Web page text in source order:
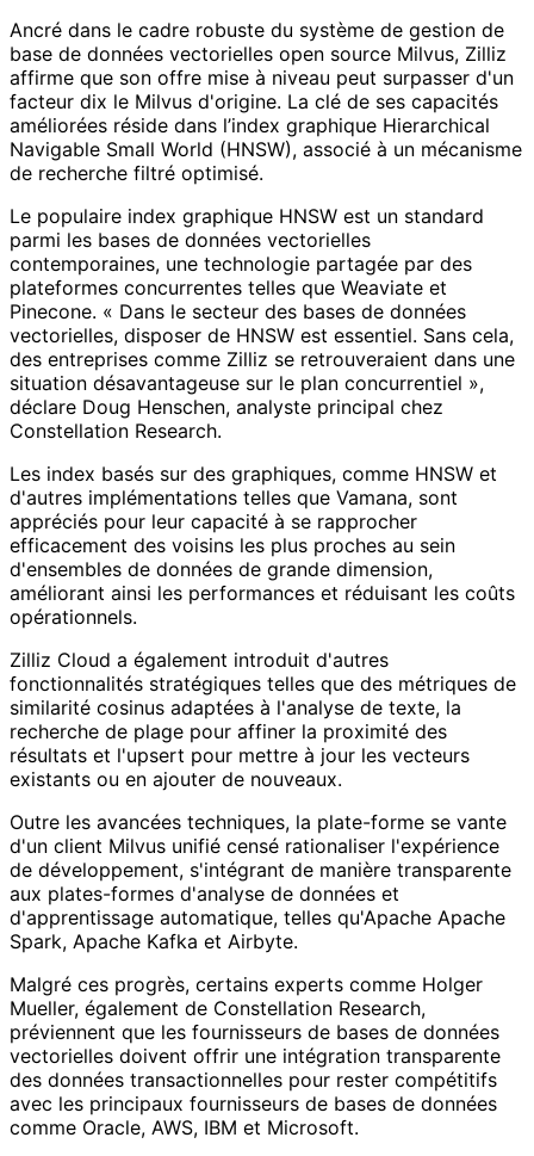
Ancré dans le cadre robuste du système de gestion de
base de données vectorielles open source Milvus, Zilliz
affirme que son offre mise à niveau peut surpasser d'un
facteur dix le Milvus d'origine. La clé de ses capacités
améliorées réside dans l’index graphique Hierarchical
Navigable Small World (HNSW), associé à un mécanisme
de recherche filtré optimisé.
Le populaire index graphique HNSW est un standard
parmi les bases de données vectorielles
contemporaines, une technologie partagée par des
plateformes concurrentes telles que Weaviate et
Pinecone. « Dans le secteur des bases de données
vectorielles, disposer de HNSW est essentiel. Sans cela,
des entreprises comme Zilliz se retrouveraient dans une
situation désavantageuse sur le plan concurrentiel »,
déclare Doug Henschen, analyste principal chez
Constellation Research.
Les index basés sur des graphiques, comme HNSW et
d'autres implémentations telles que Vamana, sont
appréciés pour leur capacité à se rapprocher
efficacement des voisins les plus proches au sein
d'ensembles de données de grande dimension,
améliorant ainsi les performances et réduisant les coûts
opérationnels.
Zilliz Cloud a également introduit d'autres
fonctionnalités stratégiques telles que des métriques de
similarité cosinus adaptées à l'analyse de texte, la
recherche de plage pour affiner la proximité des
résultats et l'upsert pour mettre à jour les vecteurs
existants ou en ajouter de nouveaux.
Outre les avancées techniques, la plate-forme se vante
d'un client Milvus unifié censé rationaliser l'expérience
de développement, s'intégrant de manière transparente
aux plates-formes d'analyse de données et
d'apprentissage automatique, telles qu'Apache Apache
Spark, Apache Kafka et Airbyte.
Malgré ces progrès, certains experts comme Holger
Mueller, également de Constellation Research,
préviennent que les fournisseurs de bases de données
vectorielles doivent offrir une intégration transparente
des données transactionnelles pour rester compétitifs
avec les principaux fournisseurs de bases de données
comme Oracle, AWS, IBM et Microsoft.